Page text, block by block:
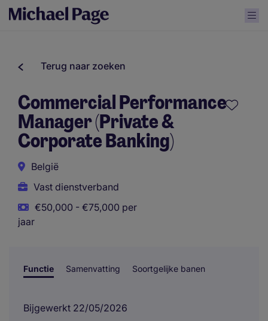
Terug naar zoeken
Commercial Performance
Manager (Private &
Corporate Banking)
België
Vast dienstverband
€50,000 - €75,000 per
jaar
Functie Samenvatting Soortgelijke banen
Bijgewerkt 22/05/2026